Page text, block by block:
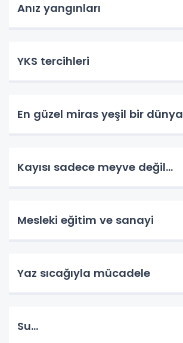
Anız yangınları
YKS tercihleri
En güzel miras yeşil bir dünya
Kayısı sadece meyve değil…
Mesleki eğitim ve sanayi
Yaz sıcağıyla mücadele
Su…